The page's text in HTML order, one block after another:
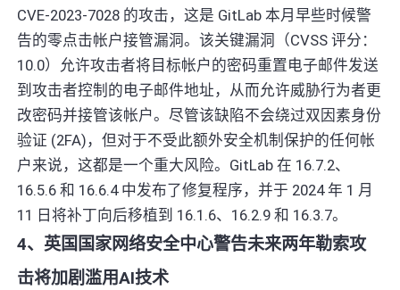
CVE-2023-7028 的攻击，这是 GitLab 本月早些时候警
告的零点击帐户接管漏洞。该关键漏洞（CVSS 评分：
10.0）允许攻击者将目标帐户的密码重置电子邮件发送
到攻击者控制的电子邮件地址，从而允许威胁行为者更
改密码并接管该帐户。尽管该缺陷不会绕过双因素身份
验证 (2FA)，但对于不受此额外安全机制保护的任何帐
户来说，这都是一个重大风险。GitLab 在 16.7.2、
16.5.6 和 16.6.4 中发布了修复程序，并于 2024 年 1 月
11 日将补丁向后移植到 16.1.6、16.2.9 和 16.3.7。
4、英国国家网络安全中心警告未来两年勒索攻
击将加剧滥用AI技术